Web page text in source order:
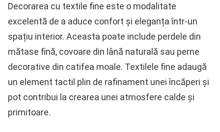
Decorarea cu textile fine este o modalitate
excelentă de a aduce confort și eleganța într-un
spațiu interior. Aceasta poate include perdele din
mătase fină, covoare din lână naturală sau perne
decorative din catifea moale. Textilele fine adaugă
un element tactil plin de rafinament unei încăperi și
pot contribui la crearea unei atmosfere calde și
primitoare.